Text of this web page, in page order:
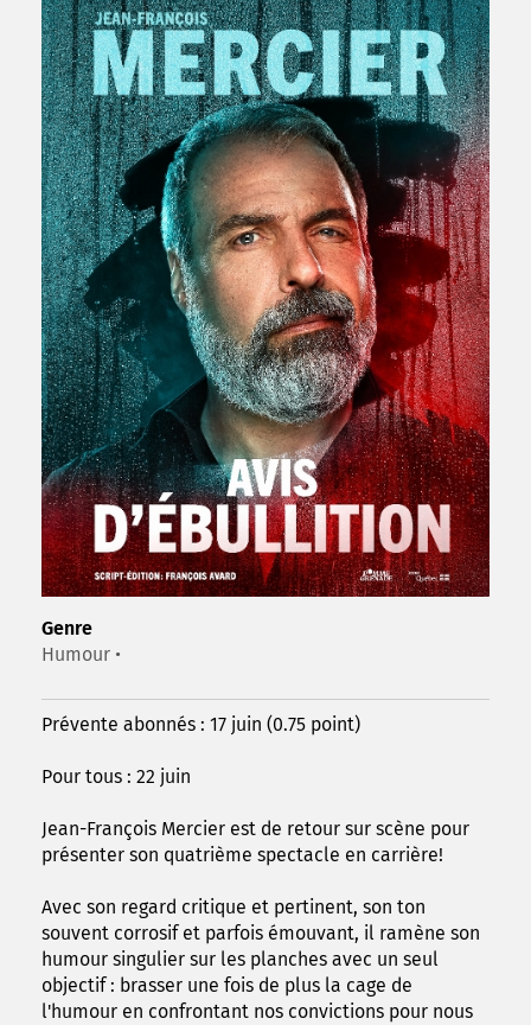
Genre
Humour •
Prévente abonnés : 17 juin (0.75 point)
Pour tous : 22 juin
Jean-François Mercier est de retour sur scène pour
présenter son quatrième spectacle en carrière!
Avec son regard critique et pertinent, son ton
souvent corrosif et parfois émouvant, il ramène son
humour singulier sur les planches avec un seul
objectif : brasser une fois de plus la cage de
l'humour en confrontant nos convictions pour nous